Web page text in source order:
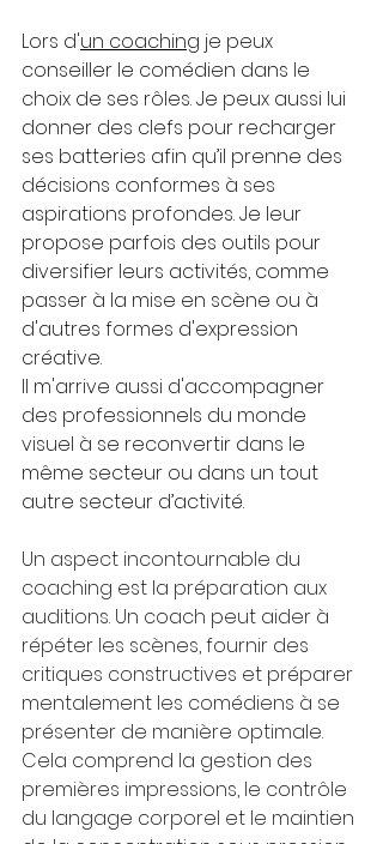
Lors d'un coaching je peux
conseiller le comédien dans le
choix de ses rôles. Je peux aussi lui
donner des clefs pour recharger
ses batteries afin qu’il prenne des
décisions conformes à ses
aspirations profondes. Je leur
propose parfois des outils pour
diversifier leurs activités, comme
passer à la mise en scène ou à
d'autres formes d'expression
créative.
Il m'arrive aussi d'accompagner
des professionnels du monde
visuel à se reconvertir dans le
même secteur ou dans un tout
autre secteur d’activité.
Un aspect incontournable du
coaching est la préparation aux
auditions. Un coach peut aider à
répéter les scènes, fournir des
critiques constructives et préparer
mentalement les comédiens à se
présenter de manière optimale.
Cela comprend la gestion des
premières impressions, le contrôle
du langage corporel et le maintien